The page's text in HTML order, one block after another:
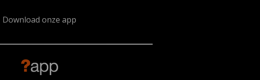
Download onze app